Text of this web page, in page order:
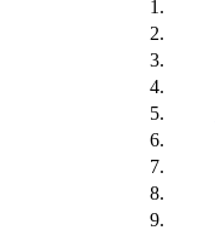
1.
2.
3.
4.
5.
6.
7.
8.
9.